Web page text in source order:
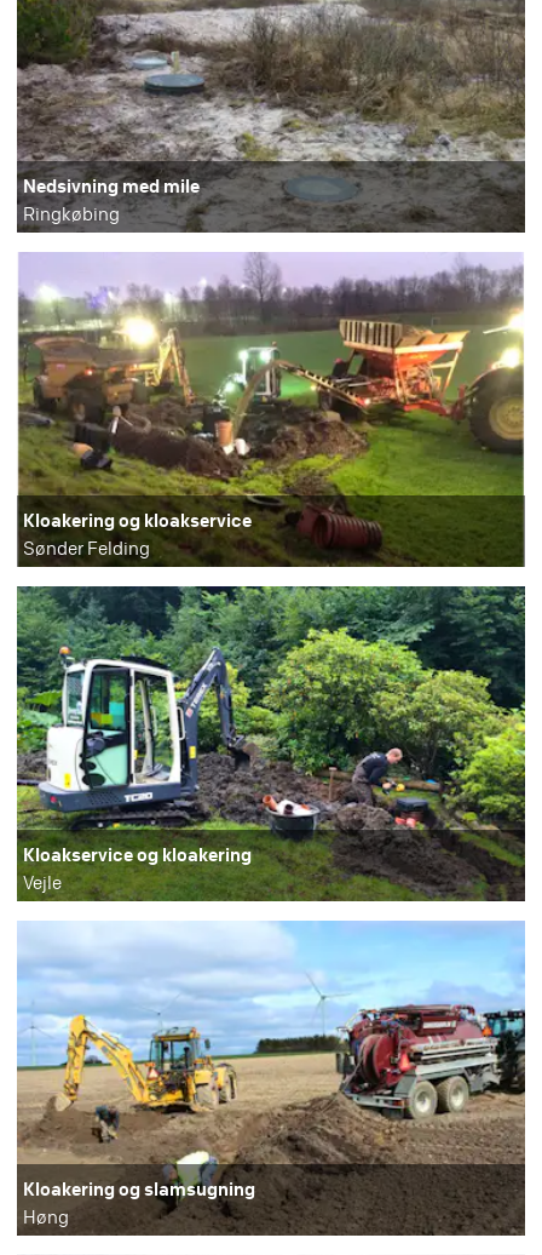
Nedsivning med mile
Ringkøbing
Kloakering og kloakservice
Sønder Felding
Kloakservice og kloakering
Vejle
Kloakering og slamsugning
Høng